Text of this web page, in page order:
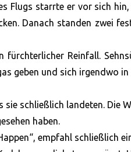
Flugs starrte er vor sich
Danach standen zwei
fürchterlicher Reinfall.
geben und sich irgendwo
sie schließlich landeten. Die
haben.
empfahl schließlich